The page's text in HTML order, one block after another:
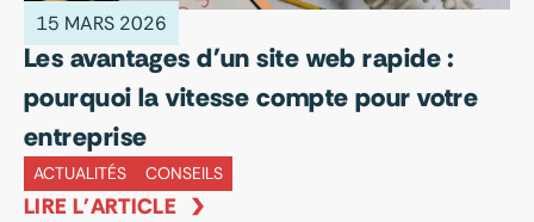
15 MARS 2026
Les avantages d'un site web rapide :
pourquoi la vitesse compte pour votre
entreprise
ACTUALITÉS CONSEILS
LIRE L'ARTICLE